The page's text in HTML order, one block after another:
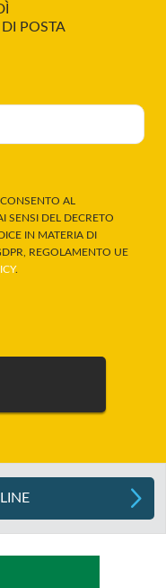
POSTA
AL
SENSI DEL DECRETO
IN MATERIA DI
REGOLAMENTO UE
.